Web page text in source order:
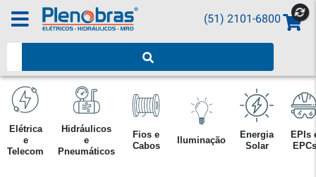
(51) 2101-6800
Elétrica
e
Telecom
Hidráulicos
e
Pneumáticos
Fios e
Cabos
Iluminação
Energia
Solar
EPIs
EPCs